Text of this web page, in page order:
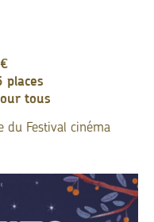
places
tous
du Festival cinéma